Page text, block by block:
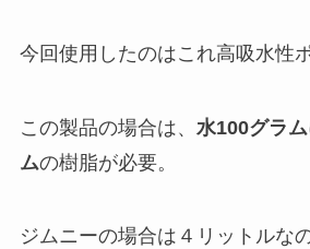
今回使用したのはこれ高吸水性
この製品の場合は、 水100グラ
ムの樹脂が必要。
ジムニーの場合は４リットルな